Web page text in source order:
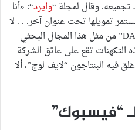
وايرد“: «أنا
تمويلها تحت عنوان آخر. . . لا
أستطيع أن أتخيل انسحاب “DARPA” من مثل هذا المجال البحثي
التكهنات تقع على عاتق الشركة
فيه البنتاجون “لايف لوج”، ألا
“فيسبوك”